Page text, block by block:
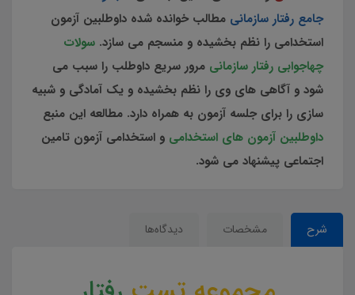
جامع رفتار سازمانی مطالب خوانده شده داوطلبین آزمون
استخدامی را نظم بخشیده و منسجم می سازد. سولات
چهاجوابی رفتار سازمانی مرور سریع داوطلب را سبب می
شود و آگاهی های وی را نظم بخشیده و یک آمادگی و شبیه
سازی را برای جلسه آزمون به همراه دارد. مطالعه این منبع
داوطلبین آزمون های استخدامی و استخدامی آزمون تامین
اجتماعی پیشنهاد می شود.
شرح مشخصات دیدگاه‌ها